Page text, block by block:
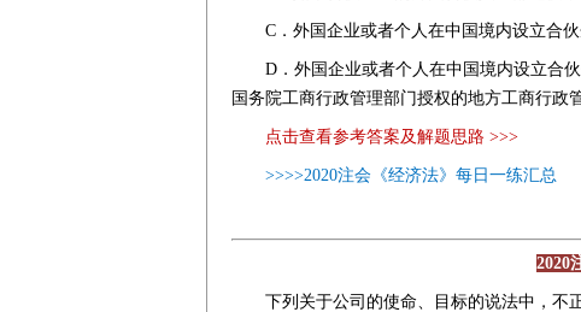
C．外国企业或者个人在中国境内设立合
D．外国企业或者个人在中国境内设立合
国务院工商行政管理部门授权的地方工商行政
点击查看参考答案及解题思路 >>>
>>>>2020注会《经济法》每日一练汇总
2020
下列关于公司的使命、目标的说法中，不